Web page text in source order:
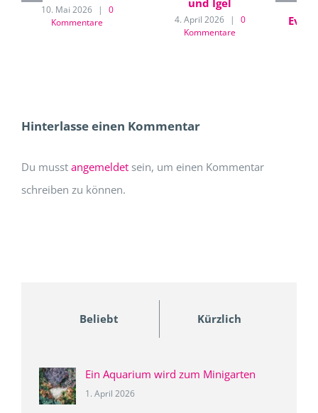
10. Mai 2026 |
0
Kommentare
4. April 2026 |
0
Kommentare
Hinterlasse einen Kommentar
Du musst angemeldet sein, um einen Kommentar
schreiben zu können.
Beliebt Kürzlich
Ein Aquarium wird zum Minigarten
1. April 2026